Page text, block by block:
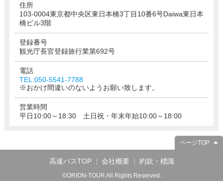
住所
103-0004東京都中央区東日本橋3丁目10番6号Daiwa東日本
橋ビル3階
登録番号
観光庁長官登録旅行業第692号
電話
TEL:050-5541-7788
※おかけ間違いのないようお願い致します。
営業時間
平日10:00～18:30 土日祝・年末年始10:00～18:00
ページTOP
高速バスTOP 会社概要 約款・標識
©ORION-TOUR All Rights Reserved.